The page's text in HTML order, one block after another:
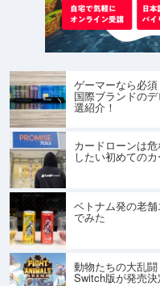
ゲーマーなら必
国際ブランドの
選紹介！
カードローンは
したい初めての
ベトナム発の老
でみた
動物たちの大乱
Switch版が発売